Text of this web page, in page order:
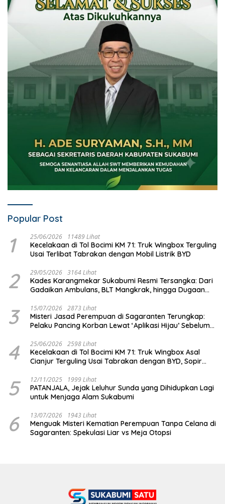
Popular Post
1 25/06/2026 11489 Lihat
Kecelakaan di Tol Bocimi KM 71: Truk Wingbox Terguling
Usai Terlibat Tabrakan dengan Mobil Listrik BYD
2 29/05/2026 3164 Lihat
Kades Karangmekar Sukabumi Resmi Tersangka: Dari
Gadaikan Ambulans, BLT Mangkrak, hingga Dugaan
3 15/07/2026 2873 Lihat
Misteri Jasad Perempuan di Sagaranten Terungkap:
Pelaku Pancing Korban Lewat ‘Aplikasi Hijau’ Sebelum
4 25/06/2026 2598 Lihat
Kecelakaan di Tol Bocimi KM 71: Truk Wingbox Asal
Cianjur Terguling Usai Tabrakan dengan BYD, Sopir
5 12/11/2025 1999 Lihat
PATANJALA, Jejak Leluhur Sunda yang Dihidupkan Lagi
untuk Menjaga Alam Sukabumi
6 13/07/2026 1943 Lihat
Menguak Misteri Kematian Perempuan Tanpa Celana di
Sagaranten: Spekulasi Liar vs Meja Otopsi